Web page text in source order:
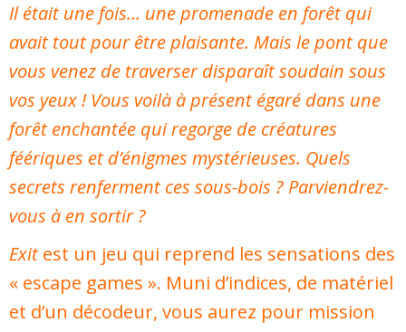
Il était une fois… une promenade en forêt qui
avait tout pour être plaisante. Mais le pont que
vous venez de traverser disparaît soudain sous
vos yeux ! Vous voilà à présent égaré dans une
forêt enchantée qui regorge de créatures
féériques et d’énigmes mystérieuses. Quels
secrets renferment ces sous-bois ? Parviendrez-
vous à en sortir ?
Exitest un jeu qui reprend les sensations des
« escape games ». Muni d’indices, de matériel
et d’un décodeur, vous aurez pour mission